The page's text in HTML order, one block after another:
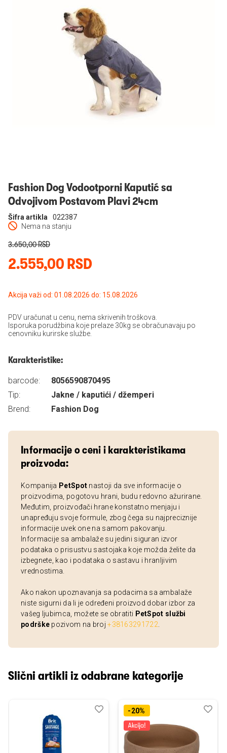
Fashion Dog Vodootporni Kaputić sa
Odvojivom Postavom Plavi 24cm
Nema na stanju
Šifra artikla 022387
2.555,00 RSD
3.650,00 RSD
Akcija važi od: 01.08.2026 do: 15.08.2026
PDV uračunat u cenu, nema skrivenih troškova.
Isporuka porudžbina koje prelaze 30kg se obračunavaju po
cenovniku kurirske službe.
Karakteristike:
barcode:
8056590870495
Tip:
Jakne / kaputići / džemperi
Brend:
Fashion Dog
Informacije o ceni i karakteristikama
proizvoda:
Kompanija PetSpot nastoji da sve informacije o
proizvodima, pogotovu hrani, budu redovno ažurirane.
Međutim, proizvođači hrane konstatno menjaju i
unapređuju svoje formule, zbog čega su najpreciznije
informacije uvek one na samom pakovanju.
Informacije sa ambalaže su jedini siguran izvor
podataka o prisustvu sastojaka koje možda želite da
izbegnete, kao i podataka o sastavu i hranljivim
vrednostima.
Ako nakon upoznavanja sa podacima sa ambalaže
niste sigurni da li je određeni proizvod dobar izbor za
vašeg ljubimca, možete se obratiti PetSpot službi
podrške pozivom na broj+38163291722
Slični artikli iz odabrane kategorije
Dodaj
Uporedi-20%